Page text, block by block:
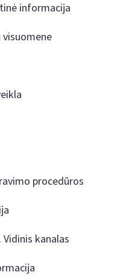
informacija
procedūros
kanalas